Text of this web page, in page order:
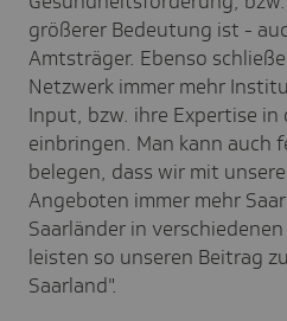
größerer Bedeutung ist -
Amtsträger. Ebenso
Netzwerk immer mehr
Input, bzw. ihre Expertise in
einbringen. Man kann auch
belegen, dass wir mit
Angeboten immer mehr
Saarländer in
leisten so unseren Beitrag
Saarland".